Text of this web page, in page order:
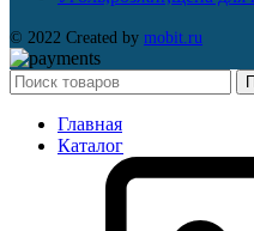
© 2022 Created by mobit.ru
Главная
Каталог